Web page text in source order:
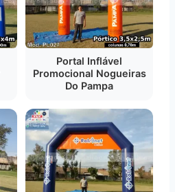
Portal Inflável
Promocional Nogueiras
Do Pampa